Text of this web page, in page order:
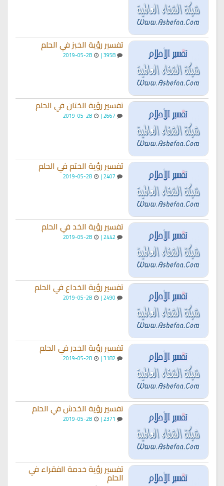
تفسير رؤية الخبز في الحلم
3958 |
2019-05-28
تفسير رؤية الختان في الحلم
2019-05-28
تفسير رؤية الختم في الحلم
2019-05-28
تفسير رؤية الخد في الحلم
2442 |
2019-05-28
تفسير رؤية الخداع في الحلم
2019-05-28
تفسير رؤية الخدر في الحلم
3182 |
2019-05-28
تفسير رؤية الخدش في الحلم
2019-05-28
تفسير رؤية خدمة الفقراء في
الحلم